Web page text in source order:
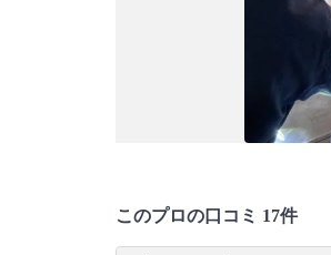
このプロの口コミ 17件